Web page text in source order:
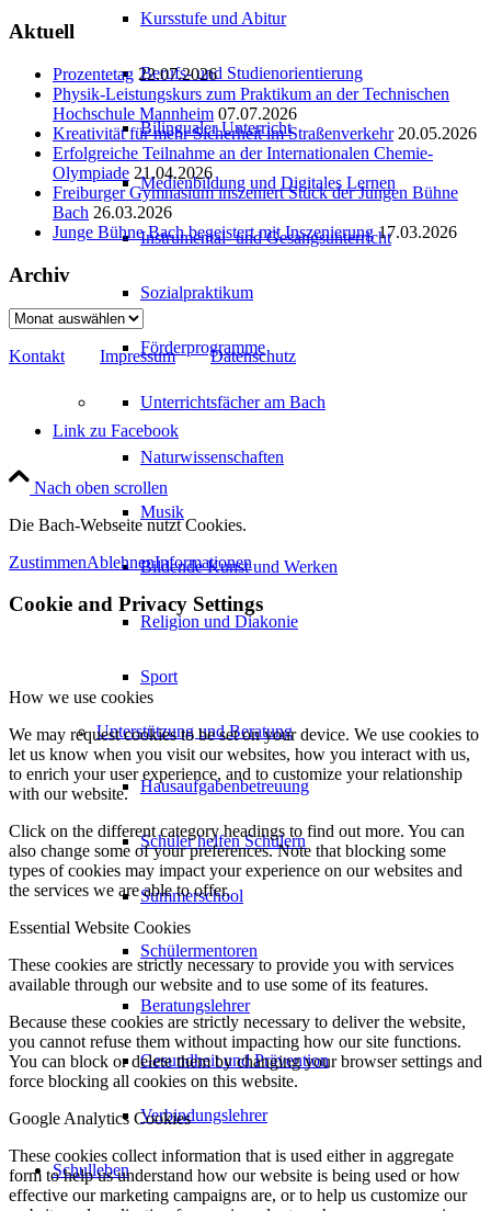
Kursstufe und Abitur
Berufs- und Studienorientierung
Bilingualer Unterricht
Medienbildung und Digitales Lernen
Instrumental- und Gesangsunterricht
Sozialpraktikum
Förderprogramme
Unterrichtsfächer am Bach
Naturwissenschaften
Musik
Bildende Kunst und Werken
Religion und Diakonie
Sport
Unterstützung und Beratung
Hausaufgabenbetreuung
Schüler helfen Schülern
Summerschool
Schülermentoren
Beratungslehrer
Gesundheit und Prävention
Verbindungslehrer
Schulleben
Aktuell
Prozentetag 22.07.2026
Physik-Leistungskurs zum Praktikum an der Technischen
Hochschule Mannheim 07.07.2026
Kreativität für mehr Sicherheit im Straßenverkehr 20.05.2026
Erfolgreiche Teilnahme an der Internationalen Chemie-
Olympiade 21.04.2026
Freiburger Gymnasium inszeniert Stück der Jungen Bühne
Bach 26.03.2026
Junge Bühne Bach begeistert mit Inszenierung 17.03.2026
Archiv
Archiv
Kontakt Impressum Datenschutz
Link zu Facebook
Nach oben scrollen
Die Bach-Webseite nutzt Cookies.
ZustimmenAblehnenInformationen
Cookie and Privacy Settings
How we use cookies
We may request cookies to be set on your device. We use cookies to
let us know when you visit our websites, how you interact with us,
to enrich your user experience, and to customize your relationship
with our website.
Click on the different category headings to find out more. You can
also change some of your preferences. Note that blocking some
types of cookies may impact your experience on our websites and
the services we are able to offer.
Essential Website Cookies
These cookies are strictly necessary to provide you with services
available through our website and to use some of its features.
Because these cookies are strictly necessary to deliver the website,
you cannot refuse them without impacting how our site functions.
You can block or delete them by changing your browser settings and
force blocking all cookies on this website.
Google Analytics Cookies
These cookies collect information that is used either in aggregate
form to help us understand how our website is being used or how
effective our marketing campaigns are, or to help us customize our